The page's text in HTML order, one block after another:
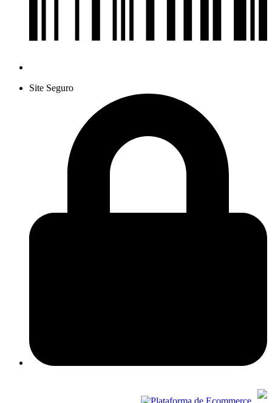
Site Seguro